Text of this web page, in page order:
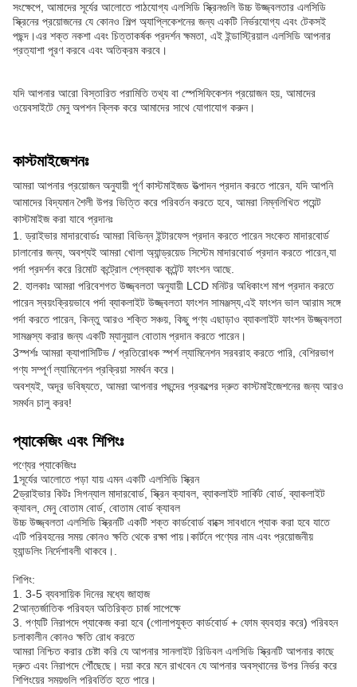
সংক্ষেপে, আমাদের সূর্যের আলোতে পাঠযোগ্য এলসিডি স্ক্রিনগুলি উচ্চ উজ্জ্বলতার এলসিডি
স্ক্রিনের প্রয়োজনের যে কোনও শিল্প অ্যাপ্লিকেশনের জন্য একটি নির্ভরযোগ্য এবং টেকসই
পছন্দ।এর শক্ত নকশা এবং চিত্তাকর্ষক প্রদর্শন ক্ষমতা, এই ইন্ডাস্ট্রিয়াল এলসিডি আপনার
প্রত্যাশা পূরণ করবে এবং অতিক্রম করবে।
যদি আপনার আরো বিস্তারিত পরামিতি তথ্য বা স্পেসিফিকেশন প্রয়োজন হয়, আমাদের
ওয়েবসাইটে মেনু অপশন ক্লিক করে আমাদের সাথে যোগাযোগ করুন।
কাস্টমাইজেশনঃ
আমরা আপনার প্রয়োজন অনুযায়ী পূর্ণ কাস্টমাইজড উত্পাদন প্রদান করতে পারেন, যদি আপনি
আমাদের বিদ্যমান শৈলী উপর ভিত্তি করে পরিবর্তন করতে হবে, আমরা নিম্নলিখিত পয়েন্ট
কাস্টমাইজ করা যাবে প্রদানঃ
1. ড্রাইভার মাদারবোর্ডঃ আমরা বিভিন্ন ইন্টারফেস প্রদান করতে পারেন সংকেত মাদারবোর্ড
চালানোর জন্য, অবশ্যই আমরা খোলা অ্যান্ড্রয়েড সিস্টেম মাদারবোর্ড প্রদান করতে পারেন,যা
পর্দা প্রদর্শন করে রিমোট কন্ট্রোল প্লেব্যাক কন্টেন্ট ফাংশন আছে.
2. হালকাঃ আমরা পরিবেশগত উজ্জ্বলতা অনুযায়ী LCD মনিটর অধিকাংশ মাপ প্রদান করতে
পারেন স্বয়ংক্রিয়ভাবে পর্দা ব্যাকলাইট উজ্জ্বলতা ফাংশন সামঞ্জস্য,এই ফাংশন ভাল আরাম সঙ্গে
পর্দা করতে পারেন, কিন্তু আরও শক্তি সঞ্চয়, কিছু পণ্য এছাড়াও ব্যাকলাইট ফাংশন উজ্জ্বলতা
সামঞ্জস্য করার জন্য একটি ম্যানুয়াল বোতাম প্রদান করতে পারেন।
3স্পর্শঃ আমরা ক্যাপাসিটিভ / প্রতিরোধক স্পর্শ ল্যামিনেশন সরবরাহ করতে পারি, বেশিরভাগ
পণ্য সম্পূর্ণ ল্যামিনেশন প্রক্রিয়া সমর্থন করে।
অবশ্যই, অদূর ভবিষ্যতে, আমরা আপনার পছন্দের প্রকল্পের দ্রুত কাস্টমাইজেশনের জন্য আরও
সমর্থন চালু করব!
প্যাকেজিং এবং শিপিংঃ
পণ্যের প্যাকেজিংঃ
1সূর্যের আলোতে পড়া যায় এমন একটি এলসিডি স্ক্রিন
2ড্রাইভার কিটঃ সিগন্যাল মাদারবোর্ড, স্ক্রিন ক্যাবল, ব্যাকলাইট সার্কিট বোর্ড, ব্যাকলাইট
ক্যাবল, মেনু বোতাম বোর্ড, বোতাম বোর্ড ক্যাবল
উচ্চ উজ্জ্বলতা এলসিডি স্ক্রিনটি একটি শক্ত কার্ডবোর্ড বাক্সে সাবধানে প্যাক করা হবে যাতে
এটি পরিবহনের সময় কোনও ক্ষতি থেকে রক্ষা পায়।কার্টনে পণ্যের নাম এবং প্রয়োজনীয়
হ্যান্ডলিং নির্দেশাবলী থাকবে।.
শিপিং:
1. 3-5 ব্যবসায়িক দিনের মধ্যে জাহাজ
2আন্তর্জাতিক পরিবহন অতিরিক্ত চার্জ সাপেক্ষে
3. পণ্যটি নিরাপদে প্যাকেজ করা হবে (গোলাপযুক্ত কার্ডবোর্ড + ফোম ব্যবহার করে) পরিবহন
চলাকালীন কোনও ক্ষতি রোধ করতে
আমরা নিশ্চিত করার চেষ্টা করি যে আপনার সানলাইট রিডিবল এলসিডি স্ক্রিনটি আপনার কাছে
দ্রুত এবং নিরাপদে পৌঁছেছে। দয়া করে মনে রাখবেন যে আপনার অবস্থানের উপর নির্ভর করে
শিপিংয়ের সময়গুলি পরিবর্তিত হতে পারে।